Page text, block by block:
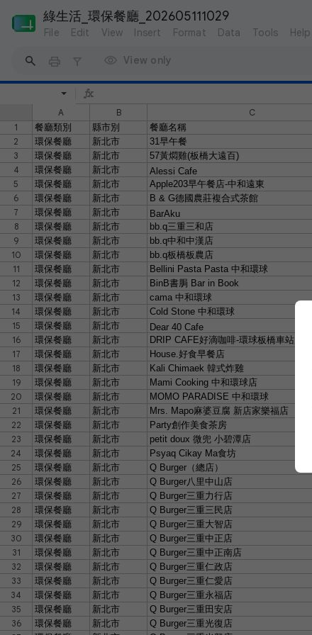
綠生活_環保餐廳_202605111029
File Edit View Insert Format Data Tools Help
View only
A B C
1
餐廳類別 縣市別 餐廳名稱
2
環保餐廳 新北市 31早午餐
3
環保餐廳 新北市 57黃燜雞(板橋大遠百)
4
環保餐廳 新北市 Alessi Cafe
5
環保餐廳 新北市 Apple203早午餐店-中和遠東
6
環保餐廳 新北市 B & G德國農莊複合式茶館
7
環保餐廳 新北市 BarAku
8
環保餐廳 新北市 bb.q三重三和店
9
環保餐廳 新北市 bb.q中和中漢店
10
環保餐廳 新北市 bb.q板橋板農店
11
環保餐廳 新北市 Bellini Pasta Pasta 中和環球
12
環保餐廳 新北市 BinB書䏱 Bar in Book
13
環保餐廳 新北市 cama 中和環球
14
環保餐廳 新北市 Cold Stone 中和環球
15
環保餐廳 新北市 Dear 40 Cafe
16
環保餐廳 新北市 DRIP CAFE好滴咖啡-環球板橋車站店
17
環保餐廳 新北市 House. 好食早餐店
18
環保餐廳 新北市 Kali Chimaek 韓式炸雞
19
環保餐廳 新北市 Mami Cooking 中和環球店
20
環保餐廳 新北市 MOMO PARADISE 中和環球
21
環保餐廳 新北市 Mrs. Mapo麻婆豆腐 新店家樂福店
22
環保餐廳 新北市 Party創作美食茶房
23
環保餐廳 新北市 petit doux 微兜 小碧潭店
24
環保餐廳 新北市 Psyaq Cikay Ma食坊
25
環保餐廳 新北市 Q Burger （總店）
26
環保餐廳 新北市 Q Burger八里中山店
27
環保餐廳 新北市 Q Burger三重力行店
28
環保餐廳 新北市 Q Burger三重三民店
29
環保餐廳 新北市 Q Burger三重大智店
30
環保餐廳 新北市 Q Burger三重中正店
31
環保餐廳 新北市 Q Burger三重中正南店
32
環保餐廳 新北市 Q Burger三重仁政店
33
環保餐廳 新北市 Q Burger三重仁愛店
34
環保餐廳 新北市 Q Burger三重永福店
35
環保餐廳 新北市 Q Burger三重田安店
36
環保餐廳 新北市 Q Burger三重光復店